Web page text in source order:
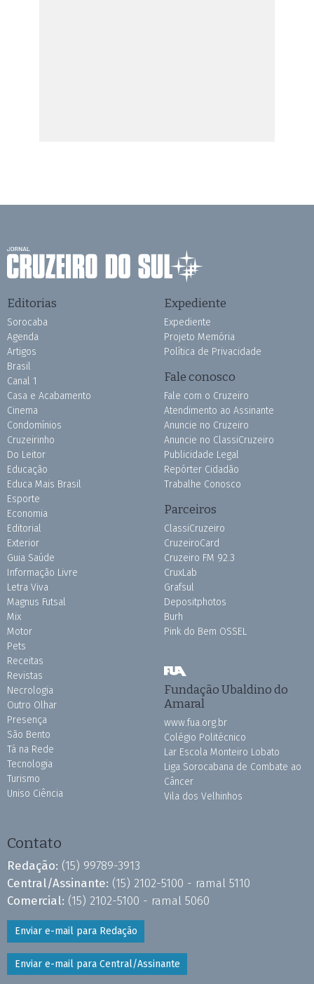
Editorias
Sorocaba
Agenda
Artigos
Brasil
Canal 1
Casa e Acabamento
Cinema
Condomínios
Cruzeirinho
Do Leitor
Educação
Educa Mais Brasil
Esporte
Economia
Editorial
Exterior
Guia Saúde
Informação Livre
Letra Viva
Magnus Futsal
Mix
Motor
Pets
Receitas
Revistas
Necrologia
Outro Olhar
Presença
São Bento
Tá na Rede
Tecnologia
Turismo
Uniso Ciência
Expediente
Expediente
Projeto Memória
Política de Privacidade
Fale conosco
Fale com o Cruzeiro
Atendimento ao Assinante
Anuncie no Cruzeiro
Anuncie no ClassiCruzeiro
Publicidade Legal
Repórter Cidadão
Trabalhe Conosco
Parceiros
ClassiCruzeiro
CruzeiroCard
Cruzeiro FM 92.3
CruxLab
Grafsul
Depositphotos
Burh
Pink do Bem OSSEL
Fundação Ubaldino do
Amaral
www.fua.org.br
Colégio Politécnico
Lar Escola Monteiro Lobato
Liga Sorocabana de Combate ao
Câncer
Vila dos Velhinhos
Contato
Redação: (15) 99789-3913
Central/Assinante: (15) 2102-5100 - ramal 5110
Comercial: (15) 2102-5100 - ramal 5060
Enviar e-mail para Redação
Enviar e-mail para Central/Assinante